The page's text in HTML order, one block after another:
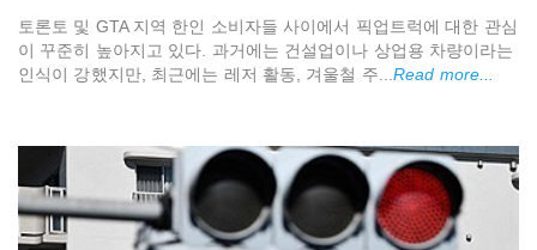
토론토 및 GTA 지역 한인 소비자들 사이에서 픽업트럭에 대한 관심
이 꾸준히 높아지고 있다. 과거에는 건설업이나 상업용 차량이라는
인식이 강했지만, 최근에는 레저 활동, 겨울철 주... Read more...